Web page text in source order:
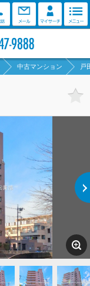
中古マンション 戸